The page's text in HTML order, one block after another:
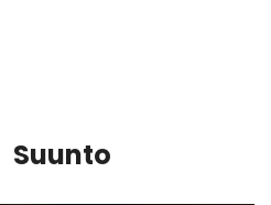
Suunto